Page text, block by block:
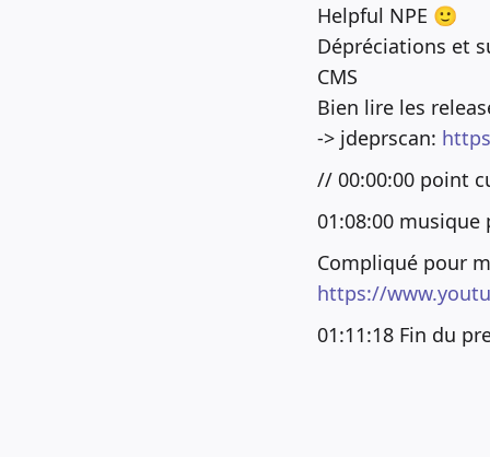
Helpful NPE 🙂
Dépréciations et
CMS
Bien lire les
-> jdeprscan:
// 00:00:00 point
01:08:00 musique
Compliqué pour
https://
01:11:18 Fin du